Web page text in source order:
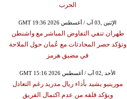
الحرب
GMT 19:36 2026 الإثنين ,03 آب / أغسطس
طهران تنفي التفاوض المباشر مع واشنطن
وتؤكد حصر المحادثات مع عُمان حول الملاحة
في مضيق هرمز
GMT 15:16 2026 الأحد ,02 آب / أغسطس
مورينيو يشيد بأداء ريال مدريد رغم التعادل
ويؤكد قلقه من عدم اكتمال الفريق